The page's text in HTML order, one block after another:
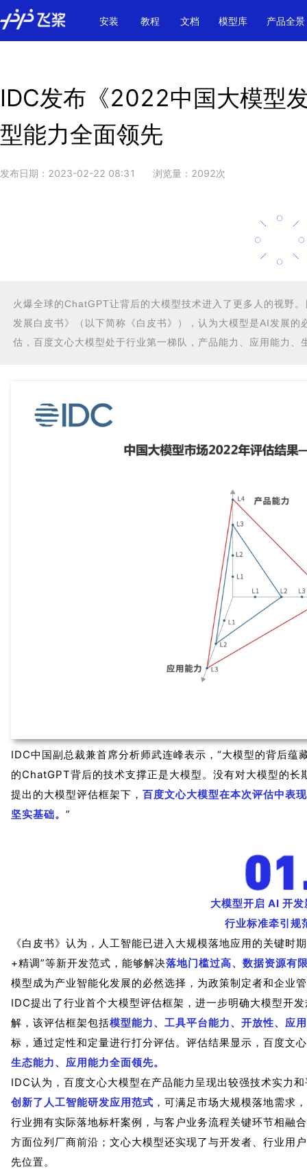
\u200E
安装
教程 文档 模型库 产品全景
IDC发布《2022中国大模型
型能力全面领先
发布日期： 2023-02-22 08:31 浏览量： 2092次
火爆全球的ChatGPT让背后的大模型技术进入了更多人的视野
发展白皮书》（以下简称《白皮书》），认为大模型是AI发展
估，百度文心大模型处于行业第一梯队，产品能力、应用能力、
IDC中国副总裁兼首席分析师武连峰表示，“大模型的背后
的ChatGPT背后的技术支撑正是大模型。没有对大模型的
提出的大模型评估框架下， 百度文心大模型在本次评估中表
坚实基础。 ”
大模型开启 AI 开
行业标准牵引规
《白皮书》认为，人工智能已进入大规模落地应用的关键时
+精调”等新开发范式，能够解决落地门槛过高、数据资源有
模型成为产业智能化发展的必然选择，为政策制定者和企业
IDC提出了行业首个大模型评估框架，进一步明确大模型开
解，该评估框架包括模型能力、工具平台能力、开放性、应
标，通过定性和定量进行打分评估。评估结果显示，百度文
生态能力、应用能力全面领先。
IDC认为，百度文心大模型在产品能力呈现出较强技术实力
创新了人工智能研发应用范式 ，可满足市场大规模落地需求
行业拥有实际落地标杆案例，与客户业务流程关键环节相融
方面位列厂商前沿；文心大模型还实现了与开发者、行业用
先位置。